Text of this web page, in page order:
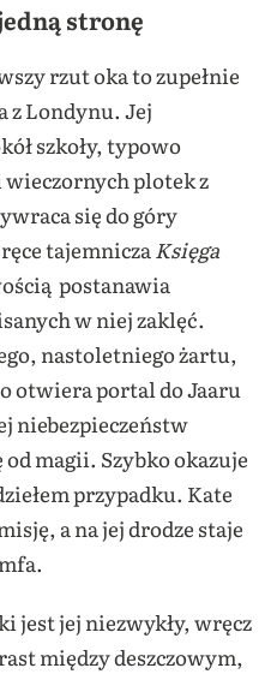
stronę
rzut oka to zupełnie
z Londynu. Jej
szkoły, typowo
plotek z
się do góry
tajemniczaKsięga
postanawia
w niej zaklęć.
nastoletniego żartu,
otwiera portal do Jaaru
niebezpieczeństw
magii. Szybko okazuje
przypadku. Kate
a na jej drodze staje
jest jej niezwykły, wręcz
między deszczowym,